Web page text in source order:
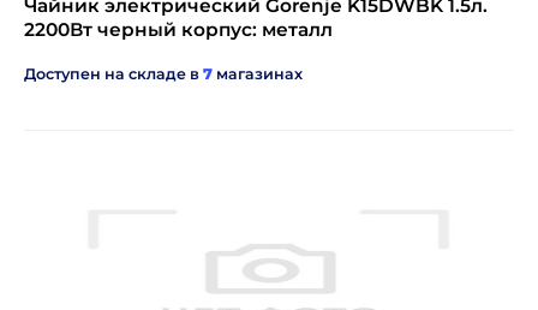
Чайник электрический Gorenje K15DWBK 1.5л.
2200Вт черный корпус: металл
Доступен на складе в 7 магазинах